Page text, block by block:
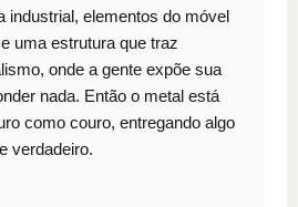
industrial, elementos do móvel
uma estrutura que traz
onde a gente expõe sua
nada. Então o metal está
como couro, entregando algo
verdadeiro.